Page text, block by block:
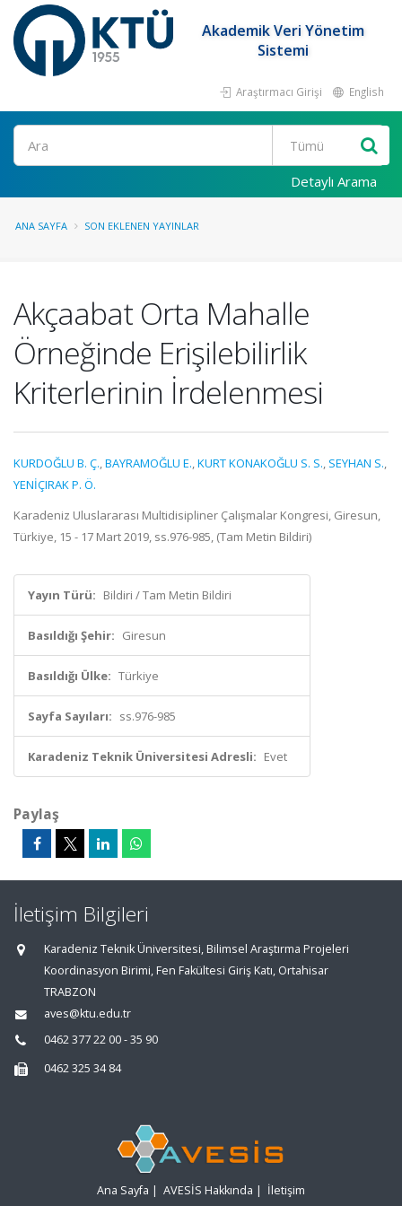
Akademik Veri Yönetim
Sistemi
Araştırmacı Girişi English
Ara
Detaylı Arama
ANA SAYFA SON EKLENEN YAYINLAR
Akçaabat Orta Mahalle
Örneğinde Erişilebilirlik
Kriterlerinin İrdelenmesi
KURDOĞLU B. Ç.,BAYRAMOĞLU E.,KURT KONAKOĞLU S. S., SEYHAN S.,
YENİÇIRAK P. Ö.
Karadeniz Uluslararası Multidisipliner Çalışmalar Kongresi, Giresun,
Türkiye, 15 - 17 Mart 2019, ss.976-985, (Tam Metin Bildiri)
Yayın Türü: Bildiri / Tam Metin Bildiri
Basıldığı Şehir: Giresun
Basıldığı Ülke: Türkiye
Sayfa Sayıları: ss.976-985
Karadeniz Teknik Üniversitesi Adresli: Evet
Paylaş
İletişim Bilgileri
Karadeniz Teknik Üniversitesi, Bilimsel Araştırma Projeleri
Koordinasyon Birimi, Fen Fakültesi Giriş Katı, Ortahisar
TRABZON
aves@ktu.edu.tr
0462 377 22 00 - 35 90
0462 325 34 84
Ana Sayfa | AVESİS Hakkında | İletişim